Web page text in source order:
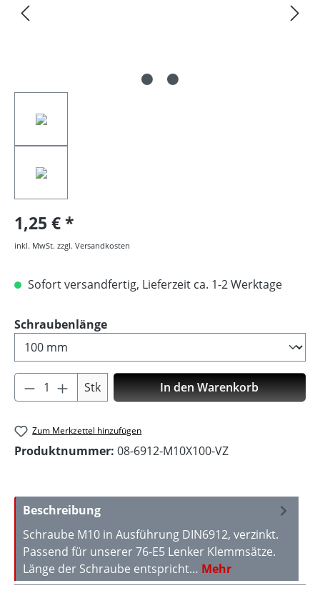
1,25 €
inkl. MwSt. zzgl. Versandkosten
Sofort versandfertig, Lieferzeit ca. 1-2 Werktage
Schraubenlängeauswählen
Produkt Anzahl: Gib den gewünschten
Stk In den Warenkorb
Zum Merkzettel hinzufügen
Produktnummer: 08-6912-M10X100-VZ
Beschreibung
Schraube M10 in Ausführung DIN6912, verzinkt.
Passend für unserer 76-E5 Lenker Klemmsätze.
Länge der Schraube entspricht… Mehr